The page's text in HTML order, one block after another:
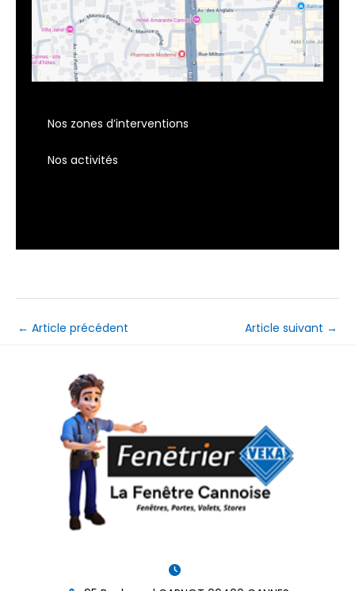
Nos zones d’interventions
Nos activités
← Article précédent Article suivant →